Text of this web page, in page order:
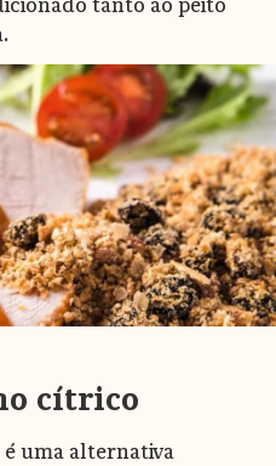
cítrico
é uma alternativa